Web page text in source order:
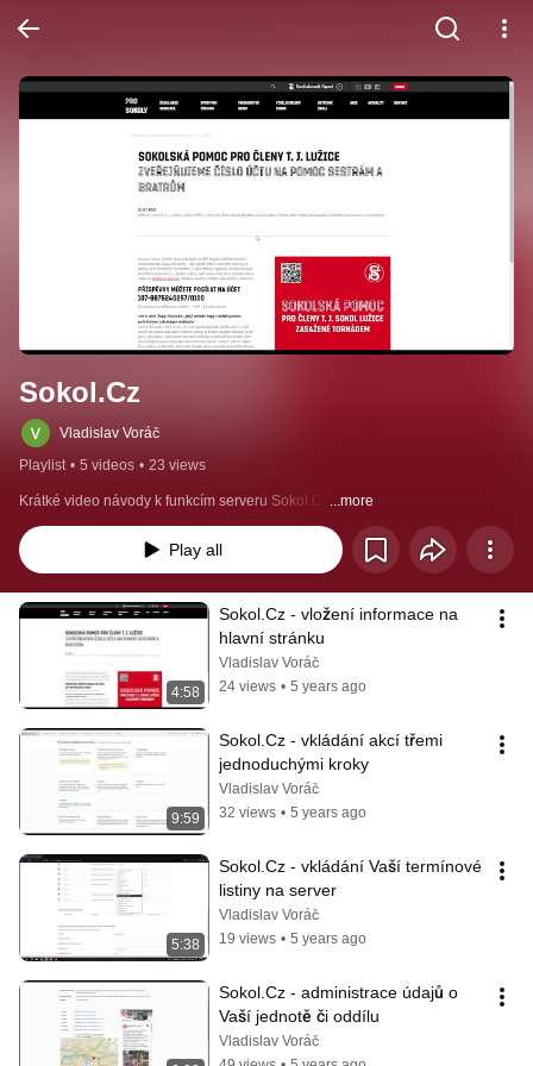
Sokol.Cz
Vladislav Voráč
Playlist • 5 videos • 23 views
Krátké video návody k funkcím serveru Sokol.Cz ...more
Play all
4:58
Sokol.Cz - vložení informace na
hlavní stránku
Vladislav Voráč
24 views • 5 years ago
9:59
Sokol.Cz - vkládání akcí třemi
jednoduchými kroky
Vladislav Voráč
32 views • 5 years ago
5:38
Sokol.Cz - vkládání Vaší termínové
listiny na server
Vladislav Voráč
19 views • 5 years ago
Sokol.Cz - administrace údajů o
Vaší jednotě či oddílu
Vladislav Voráč